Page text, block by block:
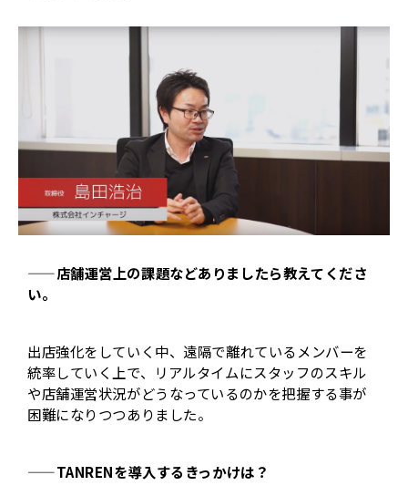
——店舗運営上の課題などありましたら教えてくださ
い。
出店強化をしていく中、遠隔で離れているメンバーを
統率していく上で、リアルタイムにスタッフのスキル
や店舗運営状況がどうなっているのかを把握する事が
困難になりつつありました。
——TANRENを導入するきっかけは？